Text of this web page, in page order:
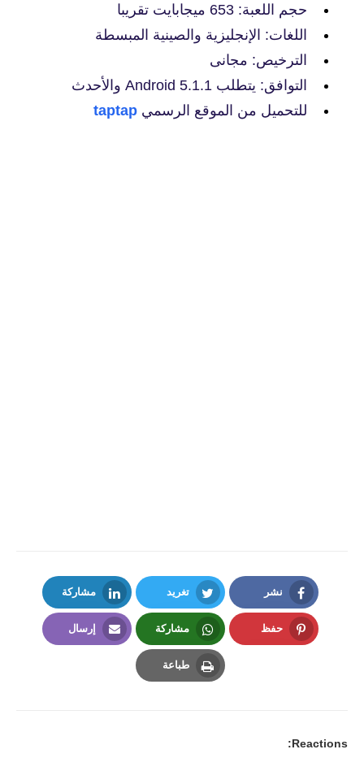
حجم اللعبة: 653 ميجابايت تقريبا
اللغات: الإنجليزية والصينية المبسطة
الترخيص: مجانى
التوافق: يتطلب Android 5.1.1 والأحدث
للتحميل من الموقع الرسمي taptap
نشر
Facebook
تغريد
Twitter
مشاركة
LinkedIn
حفظ مشاركة
Whatsapp
إرسال
طباعة
Reactions: